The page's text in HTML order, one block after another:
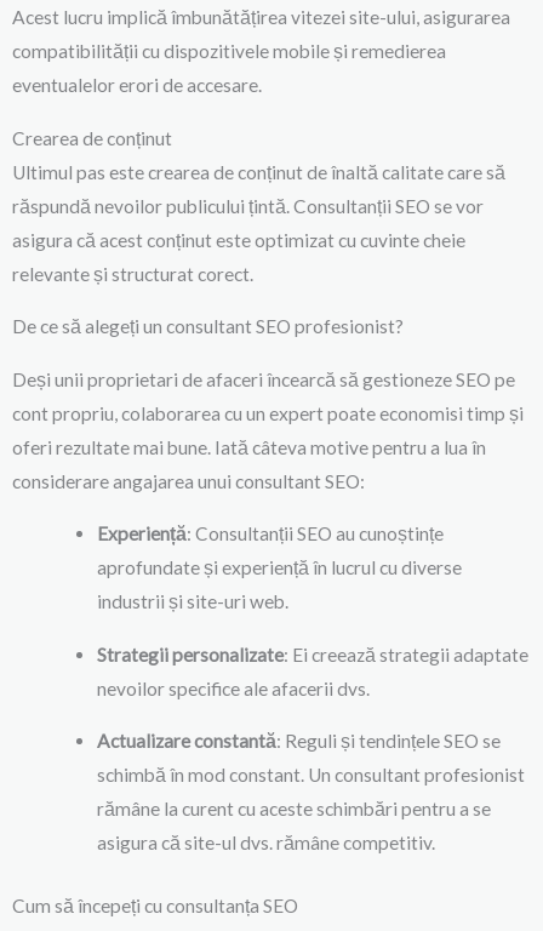
Acest lucru implică îmbunătățirea vitezei site-ului, asigurarea
compatibilității cu dispozitivele mobile și remedierea
eventualelor erori de accesare.
Crearea de conținut
Ultimul pas este crearea de conținut de înaltă calitate care să
răspundă nevoilor publicului țintă. Consultanții SEO se vor
asigura că acest conținut este optimizat cu cuvinte cheie
relevante și structurat corect.
De ce să alegeți un consultant SEO profesionist?
Deși unii proprietari de afaceri încearcă să gestioneze SEO pe
cont propriu, colaborarea cu un expert poate economisi timp și
oferi rezultate mai bune. Iată câteva motive pentru a lua în
considerare angajarea unui consultant SEO:
Experiență: Consultanții SEO au cunoștințe
aprofundate și experiență în lucrul cu diverse
industrii și site-uri web.
Strategii personalizate: Ei creează strategii adaptate
nevoilor specifice ale afacerii dvs.
Actualizare constantă: Reguli și tendințele SEO se
schimbă în mod constant. Un consultant profesionist
rămâne la curent cu aceste schimbări pentru a se
asigura că site-ul dvs. rămâne competitiv.
Cum să începeți cu consultanța SEO